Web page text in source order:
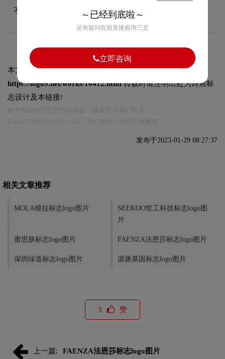
不同场景下使用。
本文标题和链接Goody顾地标志logo图片:
https://logo9.net/works/10412.html转载时请注明出处为诗宸标
志设计及本链接!
发布于2023-01-29 08:27:37
相关文章推荐
MOLA模拉标志logo图片
SEEKOO世工科技标志logo图
片
蜜思肤标志logo图片 FAENZA法恩莎标志logo图片
深圳绿道标志logo图片 源唐基因标志logo图片
3 赞
上一篇: FAENZA法恩莎标志logo图片
～已经到底啦～
还有疑问欢迎直接咨询三文
立即咨询